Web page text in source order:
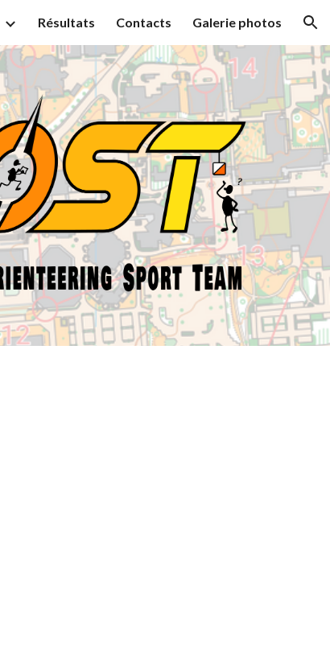
Résultats Contacts Galerie photos